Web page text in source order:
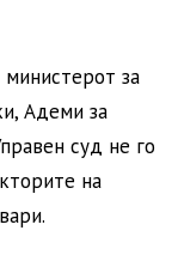
за
Адеми за
суд не го
на